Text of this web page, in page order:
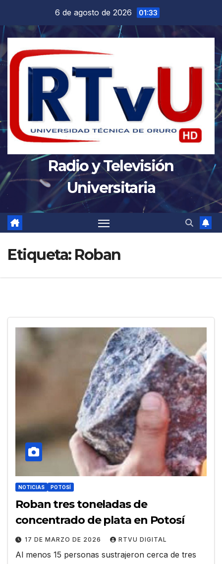
contenido
6 de agosto de 2026 01:33
Radio y Televisión
Universitaria
Etiqueta: Roban
NOTICIAS POTOSÍ
Roban tres toneladas de
concentrado de plata en Potosí
17 DE MARZO DE 2026 RTVU DIGITAL
Al menos 15 personas sustrajeron cerca de tres